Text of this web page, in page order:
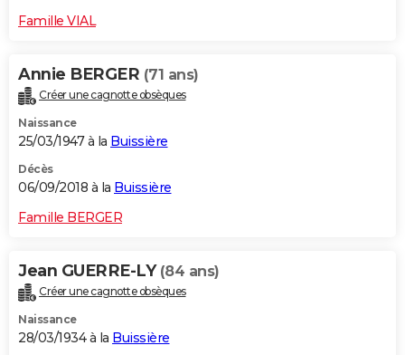
Famille VIAL
Annie BERGER (71 ans)
Créer une cagnotte obsèques
Naissance
25/03/1947 à la Buissière
Décès
06/09/2018 à la Buissière
Famille BERGER
Jean GUERRE-LY (84 ans)
Créer une cagnotte obsèques
Naissance
28/03/1934 à la Buissière